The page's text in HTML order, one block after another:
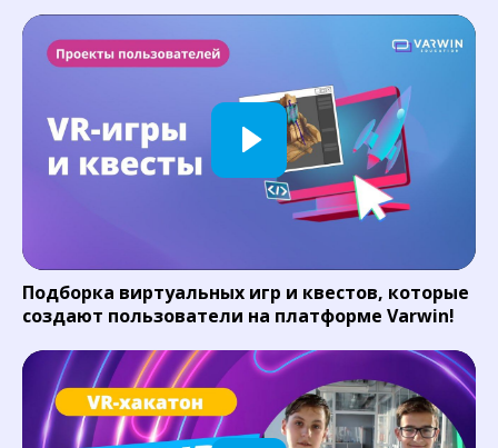
Подборка виртуальных игр и квестов, которые
создают пользователи на платформе Varwin!